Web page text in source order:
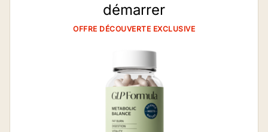
démarrer
OFFRE DÉCOUVERTE EXCLUSIVE